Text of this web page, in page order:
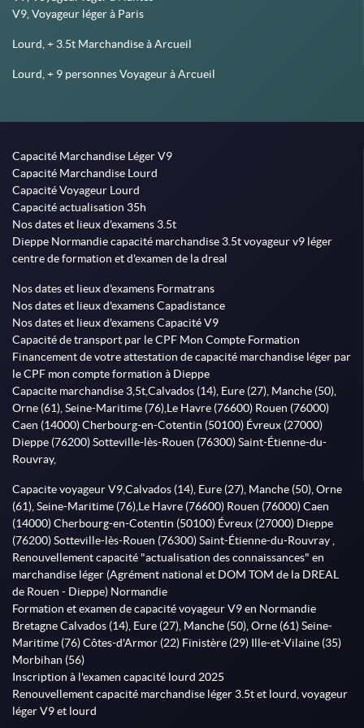
V9, Voyageur léger à Paris
Lourd, + 3.5t Marchandise à Arcueil
Lourd, + 9 personnes Voyageur à Arcueil
Capacité Marchandise Léger V9
Capacité Marchandise Lourd
Capacité Voyageur Lourd
Capacité actualisation 35h
Nos dates et lieux d'examens 3.5t
Dieppe Normandie capacité marchandise 3.5t voyageur v9 léger
centre de formation et d'examen de la dreal
Nos dates et lieux d'examens Formatrans
Nos dates et lieux d'examens Capadistance
Nos dates et lieux d'examens Capacité V9
Capacité de transport par le CPF Mon Compte Formation
Financement de votre attestation de capacité marchandise léger par
le CPF mon compte formation à Dieppe
Capacite marchandise 3,5t,Calvados (14), Eure (27), Manche (50),
Orne (61), Seine-Maritime (76),Le Havre (76600) Rouen (76000)
Caen (14000) Cherbourg-en-Cotentin (50100) Évreux (27000)
Dieppe (76200) Sotteville-lès-Rouen (76300) Saint-Étienne-du-
Rouvray,
Capacite voyageur V9,Calvados (14), Eure (27), Manche (50), Orne
(61), Seine-Maritime (76),Le Havre (76600) Rouen (76000) Caen
(14000) Cherbourg-en-Cotentin (50100) Évreux (27000) Dieppe
(76200) Sotteville-lès-Rouen (76300) Saint-Étienne-du-Rouvray ,
Renouvellement capacité "actualisation des connaissances" en
marchandise léger (Agrément national et DOM TOM de la DREAL
de Rouen - Dieppe) Normandie
Formation et examen de capacité voyageur V9 en Normandie
Bretagne Calvados (14), Eure (27), Manche (50), Orne (61) Seine-
Maritime (76) Côtes-d'Armor (22) Finistère (29) Ille-et-Vilaine (35)
Morbihan (56)
Inscription à l'examen capacité lourd 2025
Renouvellement capacité marchandise léger 3.5t et lourd, voyageur
léger V9 et lourd